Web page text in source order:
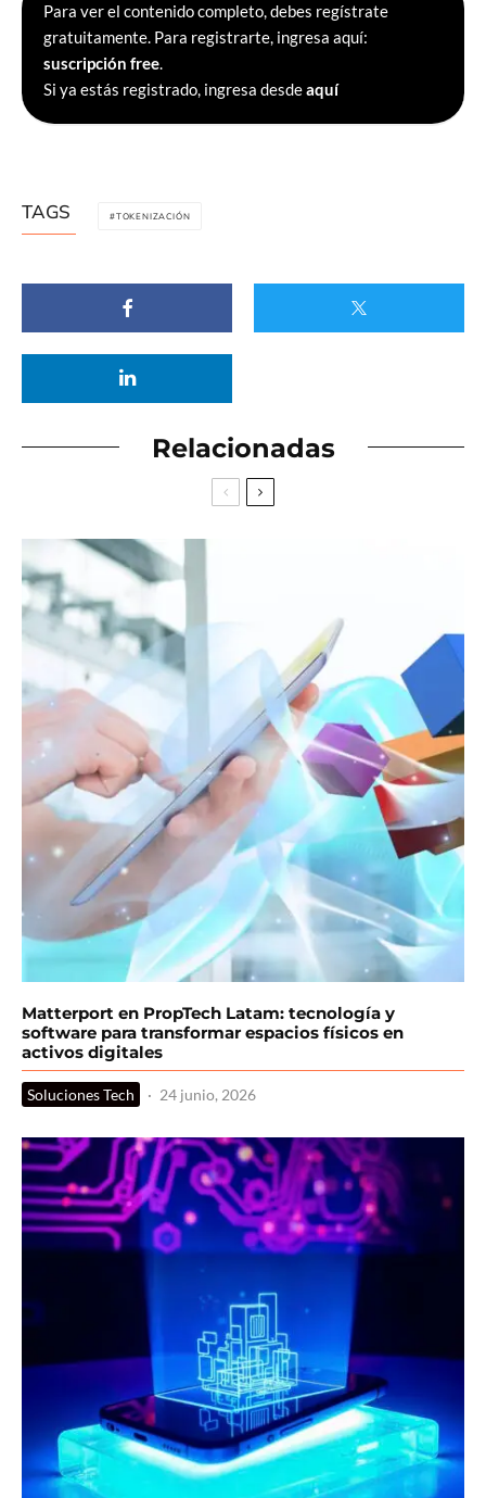
Para ver el contenido completo, debes regístrate
gratuitamente. Para registrarte, ingresa aquí:
suscripción free.
Si ya estás registrado, ingresa desdeaquí
TAGS TOKENIZACIÓN
Relacionadas
Matterport en PropTech Latam: tecnología y
software para transformar espacios físicos en
activos digitales
Soluciones Tech · 24 junio, 2026